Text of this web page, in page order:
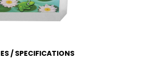
/ SPECIFICATIONS